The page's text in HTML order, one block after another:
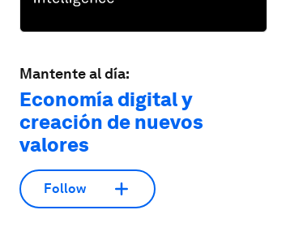
Mantente al día:
Economía digital y
creación de nuevos
valores
Follow